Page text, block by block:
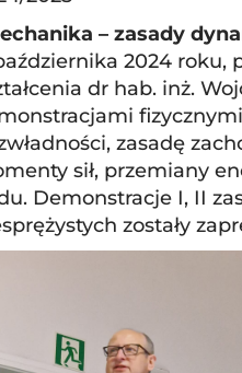
– zasady
2024
dr hab. inż.
zasadę
sił, przemiany
Demonstracje I, II
zostały